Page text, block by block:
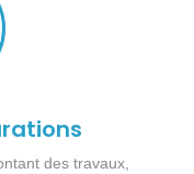
des travaux,